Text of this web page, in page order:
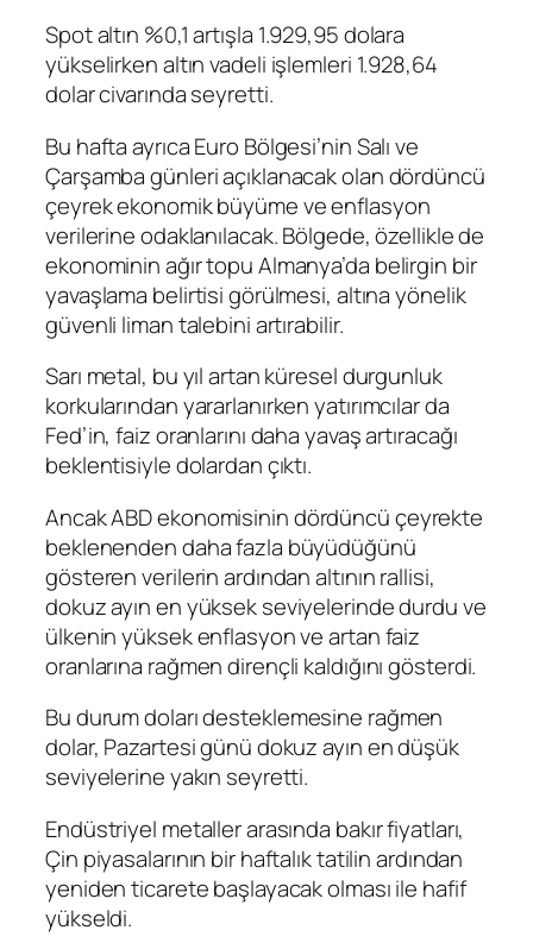
Spot altın %0,1 artışla 1.929,95 dolara
yükselirkenaltın vadeli işlemleri 1.928,64
dolar civarında seyretti.
Bu hafta ayrıca Euro Bölgesi’nin Salı ve
Çarşamba günleri açıklanacak olan dördüncü
çeyrekekonomik büyümeveenflasyon
verilerine odaklanılacak. Bölgede, özellikle de
ekonominin ağır topu Almanya’da belirgin bir
yavaşlama belirtisi görülmesi, altına yönelik
güvenli liman talebini artırabilir.
Sarı metal, bu yıl artan küresel durgunluk
korkularından yararlanırken yatırımcılar da
Fed’in, faiz oranlarını daha yavaş artıracağı
beklentisiyle dolardan çıktı.
AncakABD ekonomisinin dördüncü çeyrekte
beklenenden daha fazla büyüdüğünü
gösteren verilerin ardından altının rallisi,
dokuz ayın en yüksek seviyelerinde durdu ve
ülkenin yüksek enflasyon ve artan faiz
oranlarına rağmen dirençli kaldığını gösterdi.
Bu durumdoları desteklemesine rağmen
dolar, Pazartesi günü dokuz ayın en düşük
seviyelerine yakın seyretti.
Endüstriyel metaller arasında bakır fiyatları,
Çin piyasalarının bir haftalık tatilin ardından
yeniden ticarete başlayacak olması ile hafif
yükseldi.